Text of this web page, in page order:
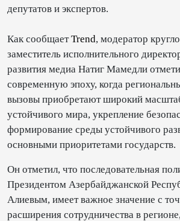
депутатов и экспертов.
Как сообщаетTrend, модератор
заместитель исполнительного
развития медиа Натиг Мамедли
современную эпоху, когда
вызовы приобретают широкий
устойчивого мира, укрепление
формирование среды устойчивого
основными приоритетами государств.
Он отметил, что последовательная
Президентом Азербайджанской
Алиевым, имеет важное значение с
расширения сотрудничества в